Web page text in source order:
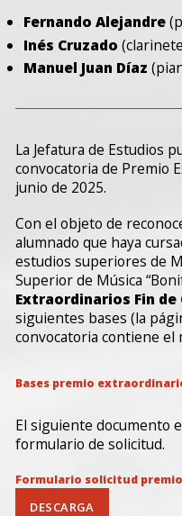
Fernando Alejandre
Inés Cruzado
Manuel Juan Díaz
La Jefatura de Estudios
convocatoria de Premio
junio de 2025.
Con el objeto de
alumnado que haya
estudios superiores de
Superior de Música
Extraordinarios Fin de
siguientes bases (la
convocatoria contiene el
Bases premio
El siguiente documento
formulario de solicitud.
Formulario solicitud
DESCARGA